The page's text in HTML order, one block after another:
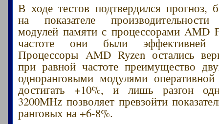
В ходе тестов подтвердился прогноз,
на показателе производительности
модулей памяти с процессорами AMD
частоте они были эффективней
Процессоры AMD Ryzen остались
при равной частоте преимущество
одноранговыми модулями
достигать +10%, и лишь разгон
3200MHz позволяет превзойти
ранговых на +6-8%.